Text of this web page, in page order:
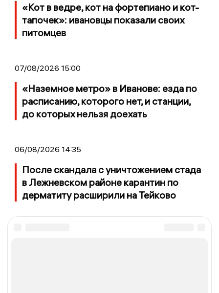
«Кот в ведре, кот на фортепиано и кот-
тапочек»: ивановцы показали своих
питомцев
07/08/2026 15:00
«Наземное метро» в Иванове: езда по
расписанию, которого нет, и станции,
до которых нельзя доехать
06/08/2026 14:35
После скандала с уничтожением стада
в Лежневском районе карантин по
дерматиту расширили на Тейково